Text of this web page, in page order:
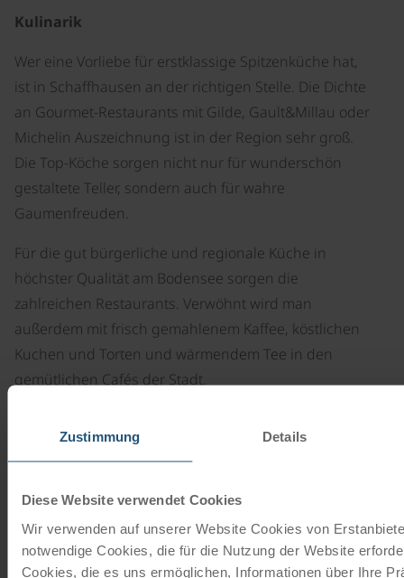
Zustimmung Details
Diese Website verwendet Cookies
Wir verwenden auf unserer Website Cookies von
notwendige Cookies, die für die Nutzung der Website
Cookies, die es uns ermöglichen, Informationen über Ihre
Kulinarik
Wer eine Vorliebe für erstklassige Spitzenküche hat,
ist in Schaffhausen an der richtigen Stelle. Die Dichte
an Gourmet-Restaurants mit Gilde, Gault&Millau oder
Michelin Auszeichnung ist in der Region sehr groß.
Die Top-Köche sorgen nicht nur für wunderschön
gestaltete Teller, sondern auch für wahre
Gaumenfreuden.
Für die gut bürgerliche und regionale Küche in
höchster Qualität am Bodensee sorgen die
zahlreichen Restaurants. Verwöhnt wird man
außerdem mit frisch gemahlenem Kaffee, köstlichen
Kuchen und Torten und wärmendem Tee in den
gemütlichen Cafés der Stadt.
8200 Schaffhausen
Schweiz